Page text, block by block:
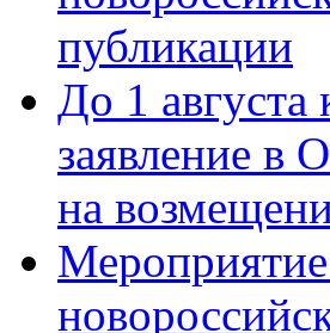
публикации
До 1 августа
заявление в
на